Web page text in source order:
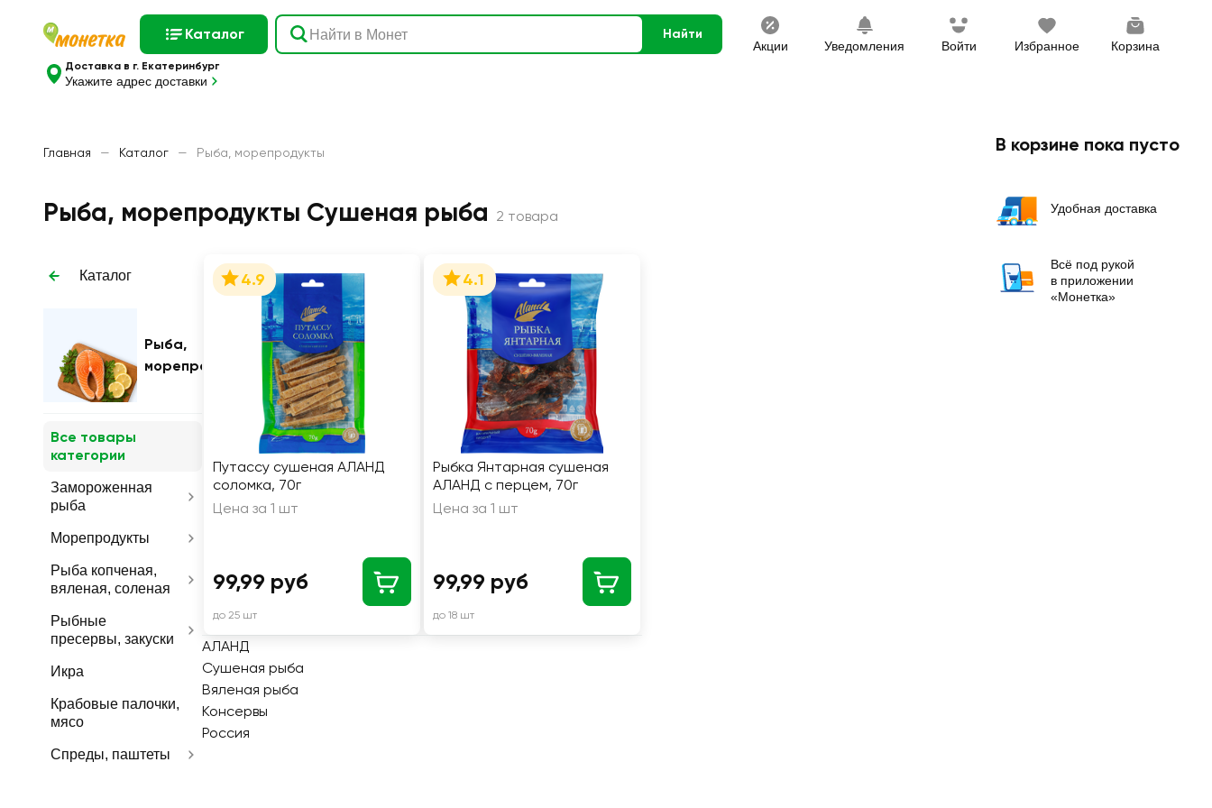
Каталог Найти
Акции Уведомления Войти Избранное Корзина
Доставка в г. Екатеринбург
Укажите адрес доставки
Главная — Каталог — Рыба, морепродукты
Рыба, морепродукты Сушеная рыба 2 товара
Каталог
Рыба,
морепродукты
Все товары
категории
Замороженная
рыба
Морепродукты
Рыба копченая,
вяленая, соленая
Рыбные
пресервы, закуски
Икра
Крабовые палочки,
мясо
Спреды, паштеты
4.9
Путассу сушеная АЛАНД
соломка, 70г
Цена за 1 шт
99,99 руб
до 25 шт
4.1
Рыбка Янтарная сушеная
АЛАНД с перцем, 70г
Цена за 1 шт
99,99 руб
до 18 шт
АЛАНД
Сушеная рыба
Вяленая рыба
Консервы
Россия
В корзине пока пусто
Удобная доставка
Всё под рукой
в приложении
«Монетка»